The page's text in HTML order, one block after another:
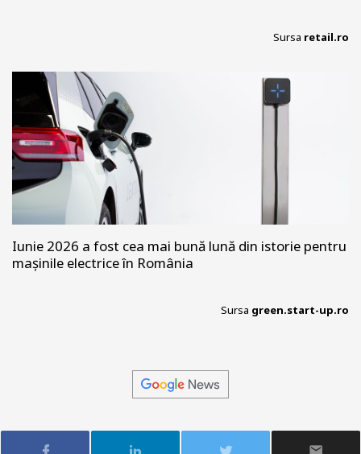
Sursa retail.ro
Iunie 2026 a fost cea mai bună lună din istorie pentru
mașinile electrice în România
Sursa green.start-up.ro